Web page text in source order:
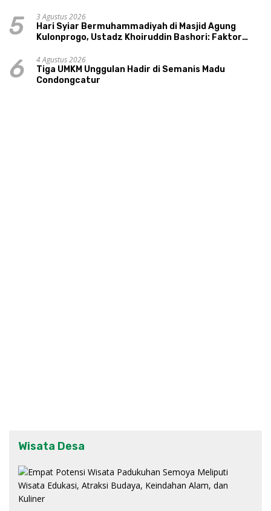
5
3 Agustus 2026
Hari Syiar Bermuhammadiyah di Masjid Agung
Kulonprogo, Ustadz Khoiruddin Bashori: Faktor
6
4 Agustus 2026
Tiga UMKM Unggulan Hadir di Semanis Madu
Condongcatur
Wisata Desa